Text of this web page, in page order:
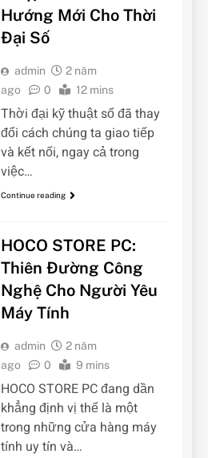
Hướng Mới Cho Thời
Đại Số
admin
2 năm
ago
0 12 mins
Thời đại kỹ thuật số đã thay
đổi cách chúng ta giao tiếp
và kết nối, ngay cả trong
việc…
Continue reading
HOCO STORE PC:
Thiên Đường Công
Nghệ Cho Người Yêu
Máy Tính
admin
2 năm
ago
0 9 mins
HOCO STORE PC đang dần
khẳng định vị thế là một
trong những cửa hàng máy
tính uy tín và…